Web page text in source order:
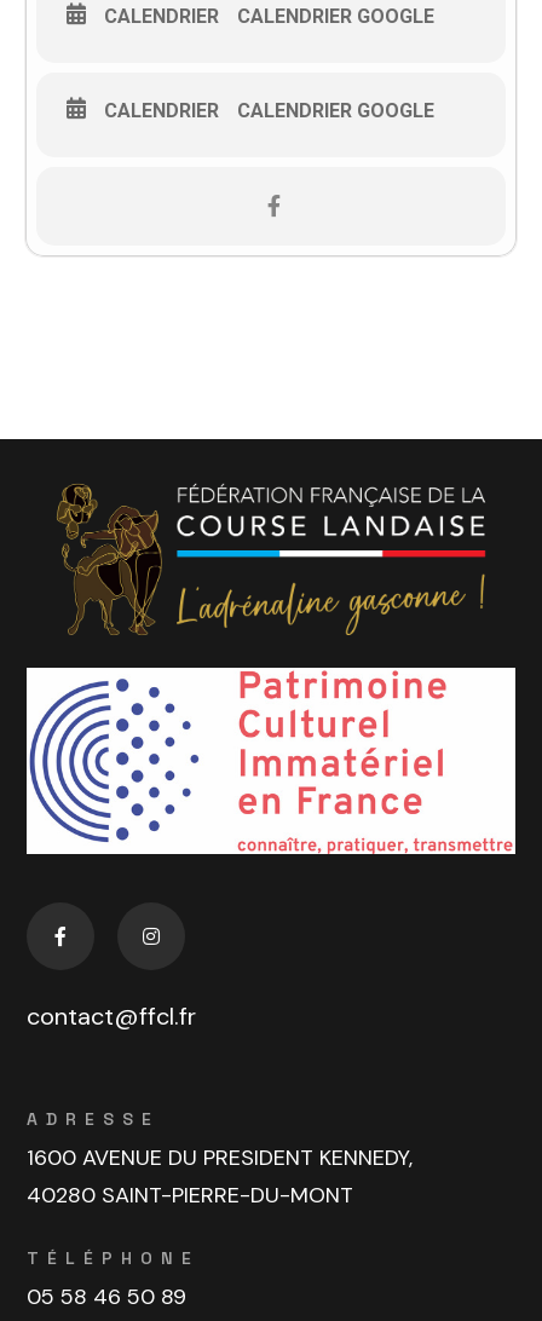
CALENDRIER CALENDRIER GOOGLE
CALENDRIER CALENDRIER GOOGLE
contact@ffcl.fr
ADRESSE
1600 AVENUE DU PRESIDENT KENNEDY,
40280 SAINT-PIERRE-DU-MONT
TÉLÉPHONE
05 58 46 50 89